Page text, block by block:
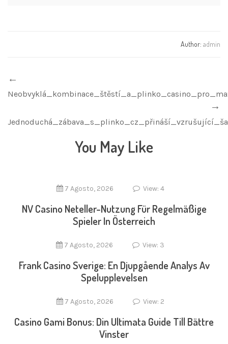
Author: admin
You May Like
7 Agosto, 2026 View: 4
NV Casino Neteller-Nutzung Für Regelmäßige
Spieler In Österreich
7 Agosto, 2026 View: 3
Frank Casino Sverige: En Djupgående Analys Av
Spelupplevelsen
7 Agosto, 2026 View: 2
Casino Gami Bonus: Din Ultimata Guide Till Bättre
Vinster